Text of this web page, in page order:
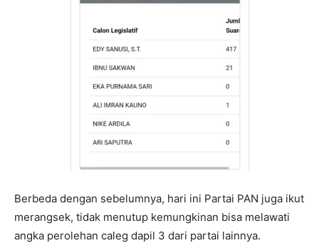
Berbeda dengan sebelumnya, hari ini Partai PAN juga ikut
merangsek, tidak menutup kemungkinan bisa melawati
angka perolehan caleg dapil 3 dari partai lainnya.